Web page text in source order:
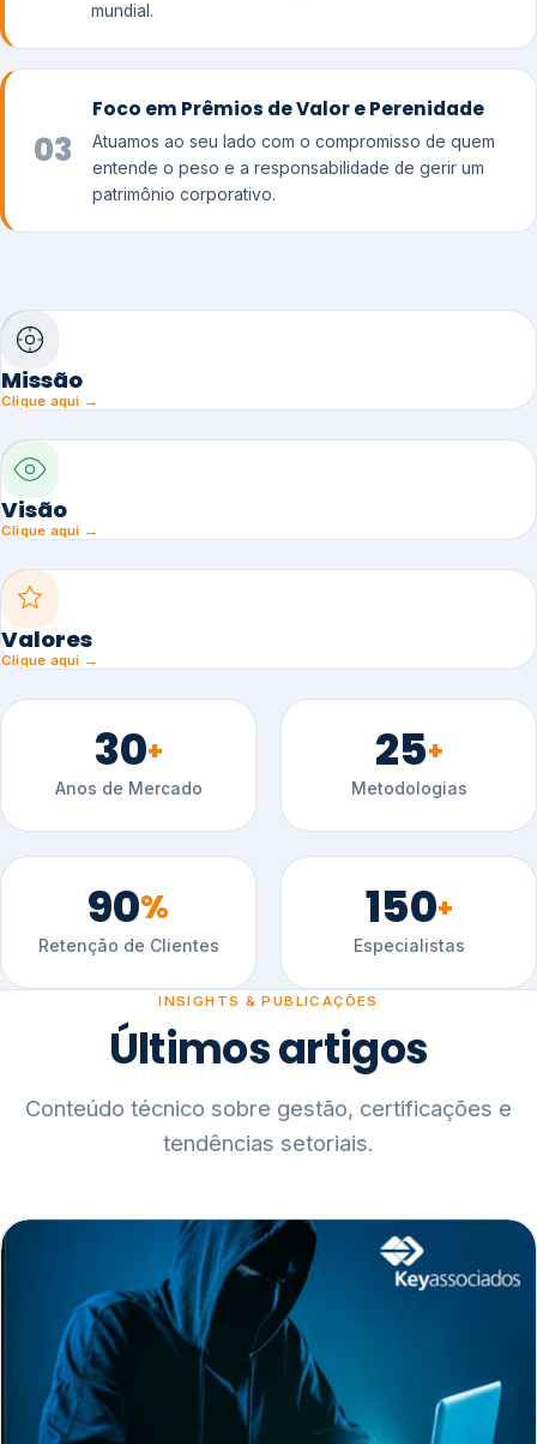
mundial.
03
Foco em Prêmios de Valor e Perenidade
Atuamos ao seu lado com o compromisso de quem
entende o peso e a responsabilidade de gerir um
patrimônio corporativo.
Missão
Clique aqui →
Visão
Clique aqui →
Valores
Clique aqui →
30+
Anos de Mercado
25+
Metodologias
90%
Retenção de Clientes
150+
Especialistas
INSIGHTS & PUBLICAÇÕES
Últimos artigos
Conteúdo técnico sobre gestão, certificações e
tendências setoriais.